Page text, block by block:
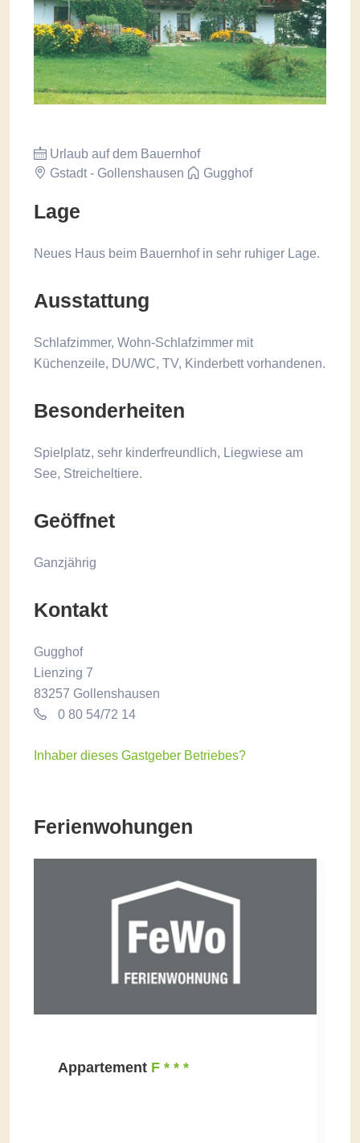
Urlaub auf dem Bauernhof
Gstadt - Gollenshausen
Gugghof
Lage
Neues Haus beim Bauernhof in sehr ruhiger Lage.
Ausstattung
Schlafzimmer, Wohn-Schlafzimmer mit
Küchenzeile, DU/WC, TV, Kinderbett vorhandenen.
Besonderheiten
Spielplatz, sehr kinderfreundlich, Liegwiese am
See, Streicheltiere.
Geöffnet
Ganzjährig
Kontakt
Gugghof
Lienzing 7
83257 Gollenshausen
0 80 54/72 14
Inhaber dieses Gastgeber Betriebes?
Ferienwohungen
Appartement F * * *